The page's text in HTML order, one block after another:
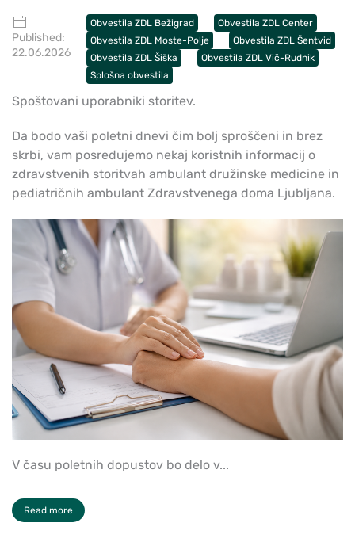
Published:
22.06.2026
Obvestila ZDL Bežigrad
Obvestila ZDL Center
Obvestila ZDL Moste-Polje
Obvestila ZDL Šentvid
Obvestila ZDL Šiška
Obvestila ZDL Vič-Rudnik
Splošna obvestila
Spoštovani uporabniki storitev.
Da bodo vaši poletni dnevi čim bolj sproščeni in brez
skrbi, vam posredujemo nekaj koristnih informacij o
zdravstvenih storitvah ambulant družinske medicine in
pediatričnih ambulant Zdravstvenega doma Ljubljana.
V času poletnih dopustov bo delo v...
Read more